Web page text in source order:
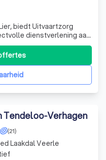
biedt Uitvaartzorg
dienstverlening aan.
een dierbare een
wij ernaar om u bij te
Onze diensten omvatten
Tendeloo-Verhagen
(21)
Laakdal Veerle